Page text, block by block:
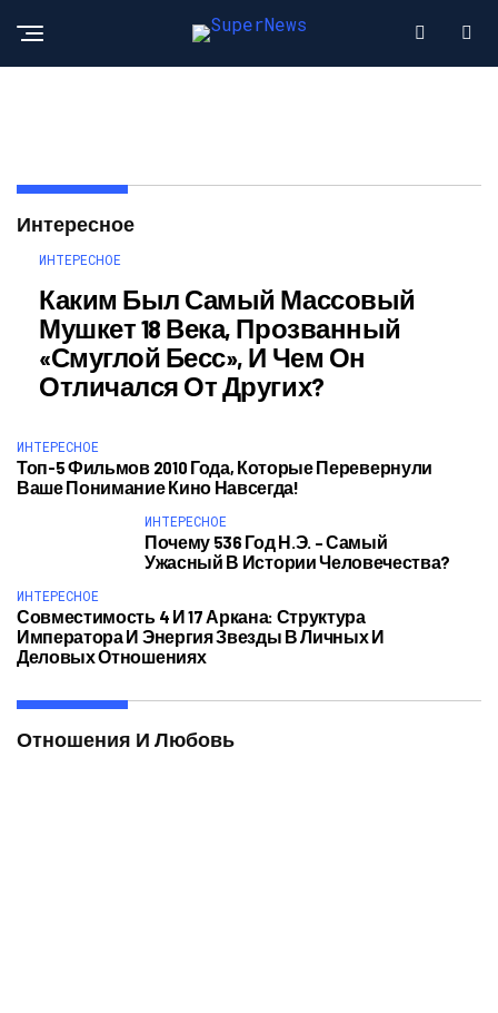
Интересное
ИНТЕРЕСНОЕ
Каким Был Самый Массовый
Мушкет 18 Века, Прозванный
«Смуглой Бесс», И Чем Он
Отличался От Других?
ИНТЕРЕСНОЕ
Топ-5 Фильмов 2010 Года, Которые Перевернули
Ваше Понимание Кино Навсегда!
ИНТЕРЕСНОЕ
Почему 536 Год Н.э. – Самый
Ужасный В Истории Человечества?
ИНТЕРЕСНОЕ
Совместимость 4 И 17 Аркана: Структура
Императора И Энергия Звезды В Личных И
Деловых Отношениях
Отношения И Любовь